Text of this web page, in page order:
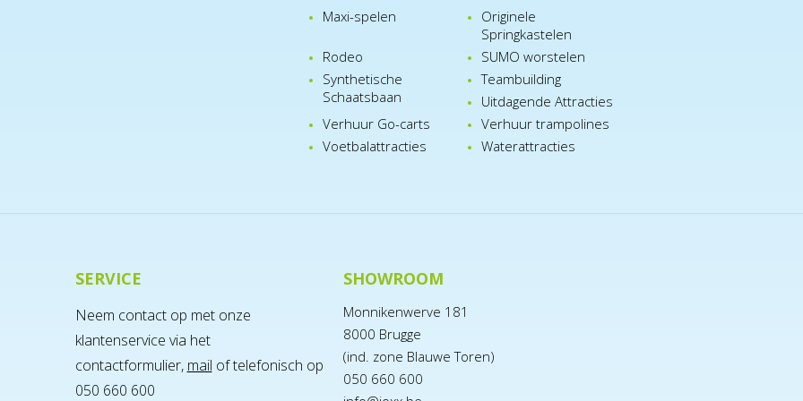
Maxi-spelen
Originele
Springkastelen
Rodeo
SUMO worstelen
Synthetische
Schaatsbaan
Teambuilding
Uitdagende Attracties
Verhuur Go-carts
Verhuur trampolines
Voetbalattracties
Waterattracties
SERVICE
Neem contact op met onze
klantenservice via het
contactformulier, mail of telefonisch op
050 660 600
SHOWROOM
Monnikenwerve 181
8000 Brugge
(ind. zone Blauwe Toren)
050 660 600